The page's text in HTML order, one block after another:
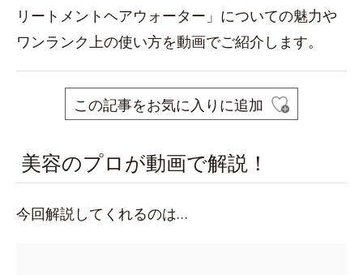
リートメントヘアウォーター」についての魅力や
ワンランク上の使い方を動画でご紹介します。
この記事をお気に入りに追加
美容のプロが動画で解説！
今回解説してくれるのは…